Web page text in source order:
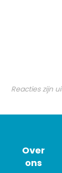
Reacties zijn
Over
ons